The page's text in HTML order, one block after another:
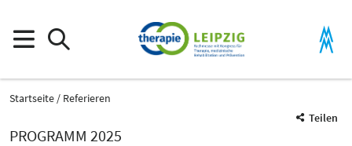
Startseite
Referieren
Teilen
PROGRAMM 2025